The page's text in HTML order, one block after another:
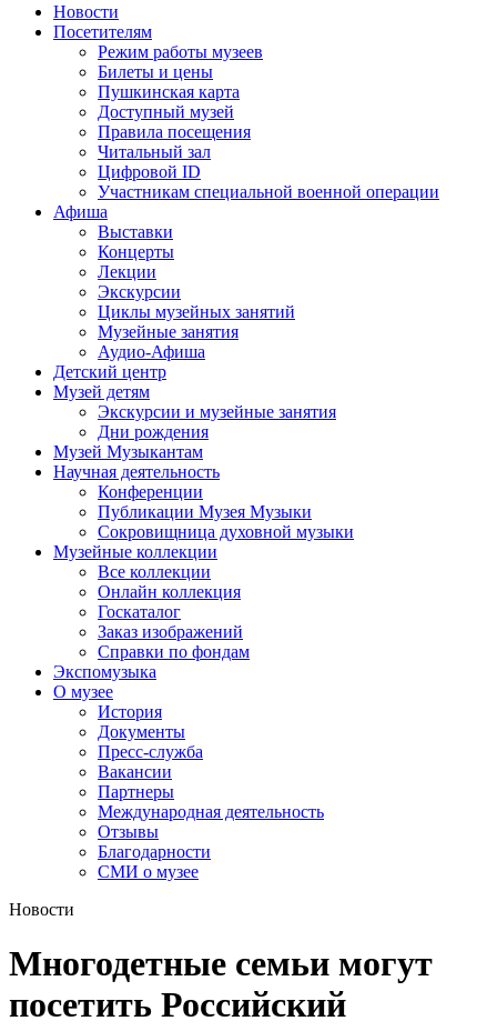
Новости
Посетителям
Режим работы музеев
Билеты и цены
Пушкинская карта
Доступный музей
Правила посещения
Читальный зал
Цифровой ID
Участникам специальной военной операции
Афиша
Выставки
Концерты
Лекции
Экскурсии
Циклы музейных занятий
Музейные занятия
Аудио-Афиша
Детский центр
Музей детям
Экскурсии и музейные занятия
Дни рождения
Музей Музыкантам
Научная деятельность
Конференции
Публикации Музея Музыки
Сокровищница духовной музыки
Музейные коллекции
Все коллекции
Онлайн коллекция
Госкаталог
Заказ изображений
Справки по фондам
Экспомузыка
О музее
История
Документы
Пресс-служба
Вакансии
Партнеры
Международная деятельность
Отзывы
Благодарности
СМИ о музее
Новости
Многодетные семьи могут
посетить Российский